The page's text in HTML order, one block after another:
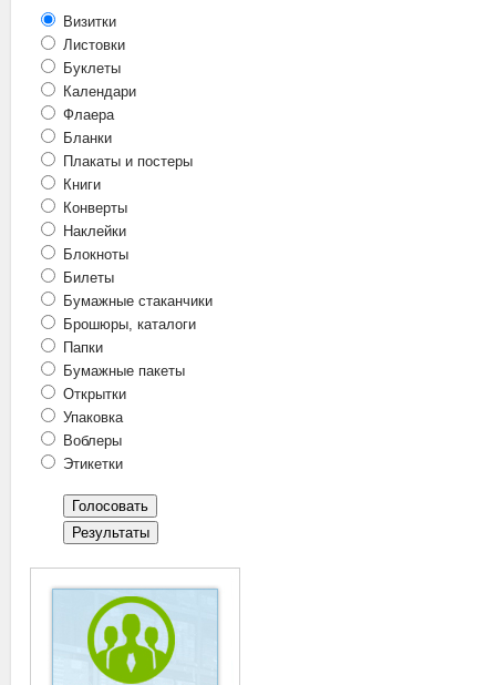
Визитки
Листовки
Буклеты
Календари
Флаера
Бланки
Плакаты и постеры
Книги
Конверты
Наклейки
Блокноты
Билеты
Бумажные стаканчики
Брошюры, каталоги
Папки
Бумажные пакеты
Открытки
Упаковка
Воблеры
Этикетки